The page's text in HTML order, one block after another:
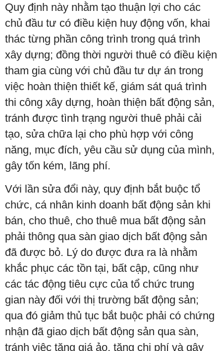
Quy định này nhằm tạo thuận lợi cho các
chủ đầu tư có điều kiện huy động vốn, khai
thác từng phần công trình trong quá trình
xây dựng; đồng thời người thuê có điều kiện
tham gia cùng với chủ đầu tư dự án trong
việc hoàn thiện thiết kế, giám sát quá trình
thi công xây dựng, hoàn thiện bất động sản,
tránh được tình trạng người thuê phải cải
tạo, sửa chữa lại cho phù hợp với công
năng, mục đích, yêu cầu sử dụng của mình,
gây tốn kém, lãng phí.
Với lần sửa đổi này, quy định bắt buộc tổ
chức, cá nhân kinh doanh bất động sản khi
bán, cho thuê, cho thuê mua bất động sản
phải thông qua sàn giao dịch bất động sản
đã được bỏ. Lý do được đưa ra là nhằm
khắc phục các tồn tại, bất cập, cũng như
các tác động tiêu cực của tổ chức trung
gian này đối với thị trường bất động sản;
qua đó giảm thủ tục bắt buộc phải có chứng
nhận đã giao dịch bất động sản qua sàn,
tránh việc tăng giá ảo, tăng chi phí và gây